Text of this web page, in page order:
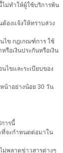
ม่ทำให้ผู้ใช้บริการพ้น
องแจ้งให้ทราบล่วง
นไข กฎเกณฑ์การ ใช้
รือเงินประกันหรือเงิน
ไขและระเบียบของ
น้าอย่างน้อย 30 วัน
ารนี้
ที่จะกำหนดต่อมาใน
ม่พลาดข่าวสารต่างๆ